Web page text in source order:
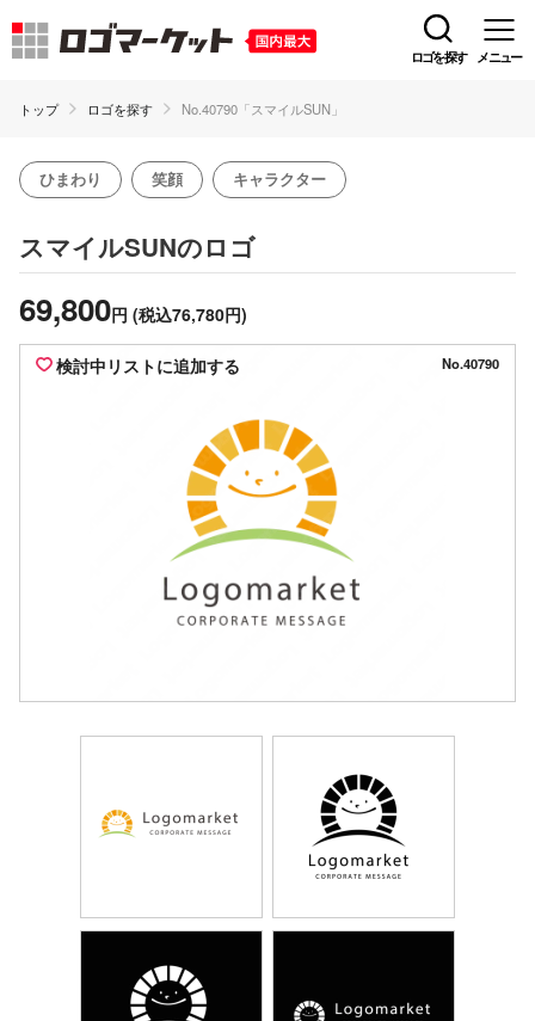
ロゴを探す メニュー
トップ ロゴを探す No.40790「スマイルSUN」
ひまわり 笑顔 キャラクター
スマイルSUNのロゴ
69,800円 (税込76,780円)
検討中リストに追加する No.40790